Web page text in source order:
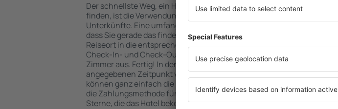
Der schnellste Weg, ein Hotel in Neunkirchen-Seelscheid zu
finden, ist die Verwendung der eSky-Suchmaschine für
Unterkünfte. Eine umfangreiche Unterkunftsbasis garantiert,
dass Sie gerade das finden, wonach Sie suchen. Geben Sie den
Reiseort in die entsprechenden Suchfelder ein, wählen Sie die
Check-In- und Check-Out-Daten sowie die Anzahl der Gäste und
Zimmer aus. Fertig! In den Suchergebnissen werden die zum
angegebenen Zeitpunkt verfügbaren Objekte angezeigt. Sie
können ganz einfach die Entfernung des Hotels vom Zentrum,
die Zahlungsmethode für die Unterkunft oder die Anzahl der
Sterne, die das Hotel bekommen hat, überprüfen.